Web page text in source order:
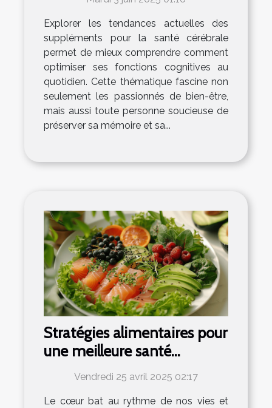
Explorer les tendances actuelles des
suppléments pour la santé cérébrale
permet de mieux comprendre comment
optimiser ses fonctions cognitives au
quotidien. Cette thématique fascine non
seulement les passionnés de bien-être,
mais aussi toute personne soucieuse de
préserver sa mémoire et sa...
Stratégies alimentaires pour
une meilleure santé
cardiaque sans régimes
Vendredi 25 avril 2025 02:17
Le cœur bat au rythme de nos vies et